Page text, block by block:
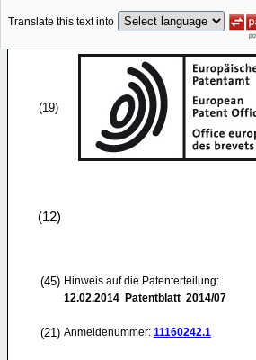
Translate this text into
(19)
(12)
(45) Hinweis auf die Patenterteilung:
12.02.2014 Patentblatt 2014/07
(21) Anmeldenummer: 11160242.1